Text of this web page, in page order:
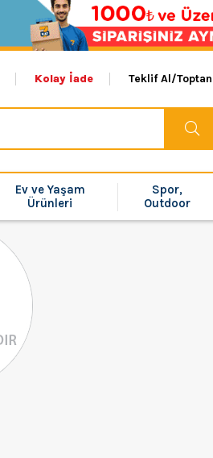
Kolay İade Teklif Al/Toptan
Ev ve Yaşam
Ürünleri
Spor,
Outdoor